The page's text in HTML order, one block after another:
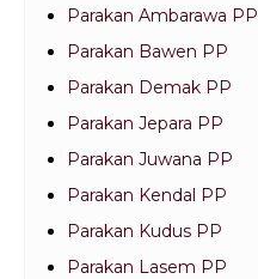
Parakan Ambarawa PP
Parakan Bawen PP
Parakan Demak PP
Parakan Jepara PP
Parakan Juwana PP
Parakan Kendal PP
Parakan Kudus PP
Parakan Lasem PP